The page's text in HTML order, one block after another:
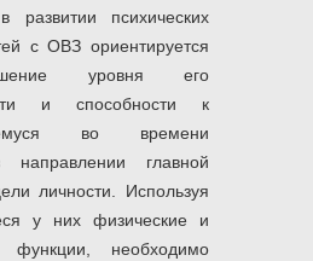
развитии психических
с ОВЗ ориентируется
уровня его
и способности к
во времени
направлении главной
личности. Используя
у них физические и
функции, необходимо